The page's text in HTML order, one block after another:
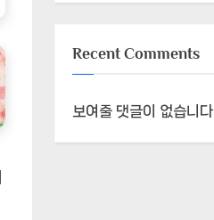
Recent Comments
보여줄 댓글이 없습니다.